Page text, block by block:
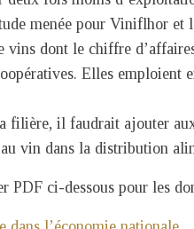
menée pour Viniflhor et
vins dont le chiffre
Elles emploient
filière, il faudrait ajouter
vin dans la distribution
PDF ci-dessous pour les